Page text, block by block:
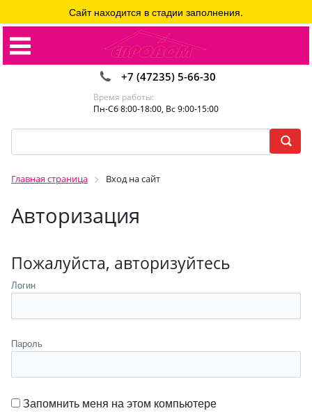
+7 (47235) 5-66-30
Время работы:
Пн-Сб 8:00-18:00, Вс 9:00-15:00
Главная страница Вход на сайт
Авторизация
Сайт находится в стадии заполнения.
Пожалуйста, авторизуйтесь
Логин
Пароль
Запомнить меня на этом компьютере